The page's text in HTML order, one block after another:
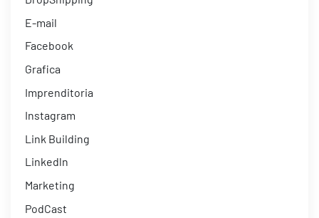
E-mail
Facebook
Grafica
Imprenditoria
Instagram
Link Building
Linkedln
Marketing
PodCast